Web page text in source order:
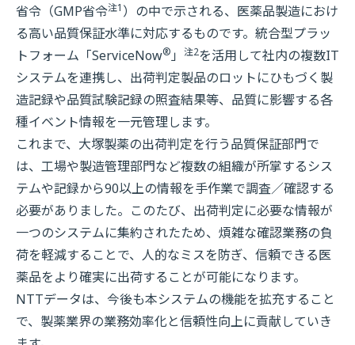
省令（GMP省令注1 ）の中で示される、医薬品製造におけ
る高い品質保証水準に対応するものです。統合型プラッ
トフォーム「ServiceNow® 」 注2を活用して社内の複数IT
システムを連携し、出荷判定製品のロットにひもづく製
造記録や品質試験記録の照査結果等、品質に影響する各
種イベント情報を一元管理します。
これまで、大塚製薬の出荷判定を行う品質保証部門で
は、工場や製造管理部門など複数の組織が所掌するシス
テムや記録から90以上の情報を手作業で調査／確認する
必要がありました。このたび、出荷判定に必要な情報が
一つのシステムに集約されたため、煩雑な確認業務の負
荷を軽減することで、人的なミスを防ぎ、信頼できる医
薬品をより確実に出荷することが可能になります。
NTTデータは、今後も本システムの機能を拡充すること
で、製薬業界の業務効率化と信頼性向上に貢献していき